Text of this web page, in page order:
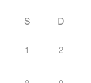
S D
1 2